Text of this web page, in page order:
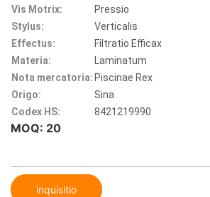
Vis Motrix:
Pressio
Stylus:
Verticalis
Effectus:
Filtratio Efficax
Materia:
Laminatum
Nota mercatoria: Piscinae Rex
Origo:
Sina
Codex HS:
8421219990
MOQ: 20
inquisitio